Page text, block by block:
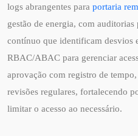
logs abrangentes para portaria
gestão de energia, com
contínuo que identificam desvios
RBAC/ABAC para gerenciar
aprovação com registro de
revisões regulares, fortalecendo
limitar o acesso ao necessário.